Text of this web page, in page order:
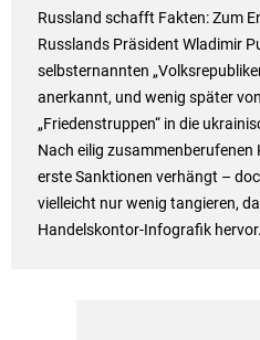
Russland schafft Fakten: Zum
Russlands Präsident Wladimir
selbsternannten
anerkannt, und wenig später
„Friedenstruppen“ in die
Nach eilig
erste Sanktionen verhängt –
vielleicht nur wenig tangieren,
Handelskontor-Infografik